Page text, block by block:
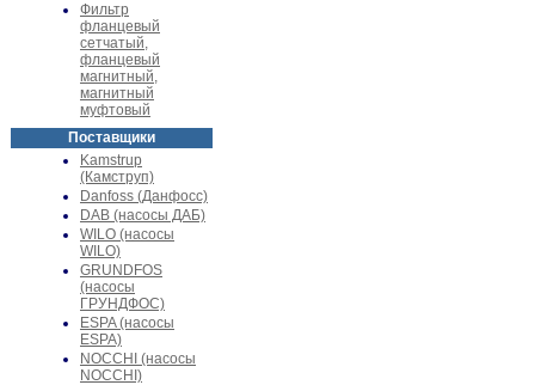
Фильтр
фланцевый
сетчатый,
фланцевый
магнитный,
магнитный
муфтовый
Поставщики
Kamstrup
(Камструп)
Danfoss (Данфосс)
DAB (насосы ДАБ)
WILO (насосы
WILO)
GRUNDFOS
(насосы
ГРУНДФОС)
ESPA (насосы
ESPA)
NOCCHI (насосы
NOCCHI)